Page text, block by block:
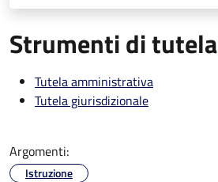
Strumenti di tutela
Tutela amministrativa
Tutela giurisdizionale
Argomenti:
Istruzione